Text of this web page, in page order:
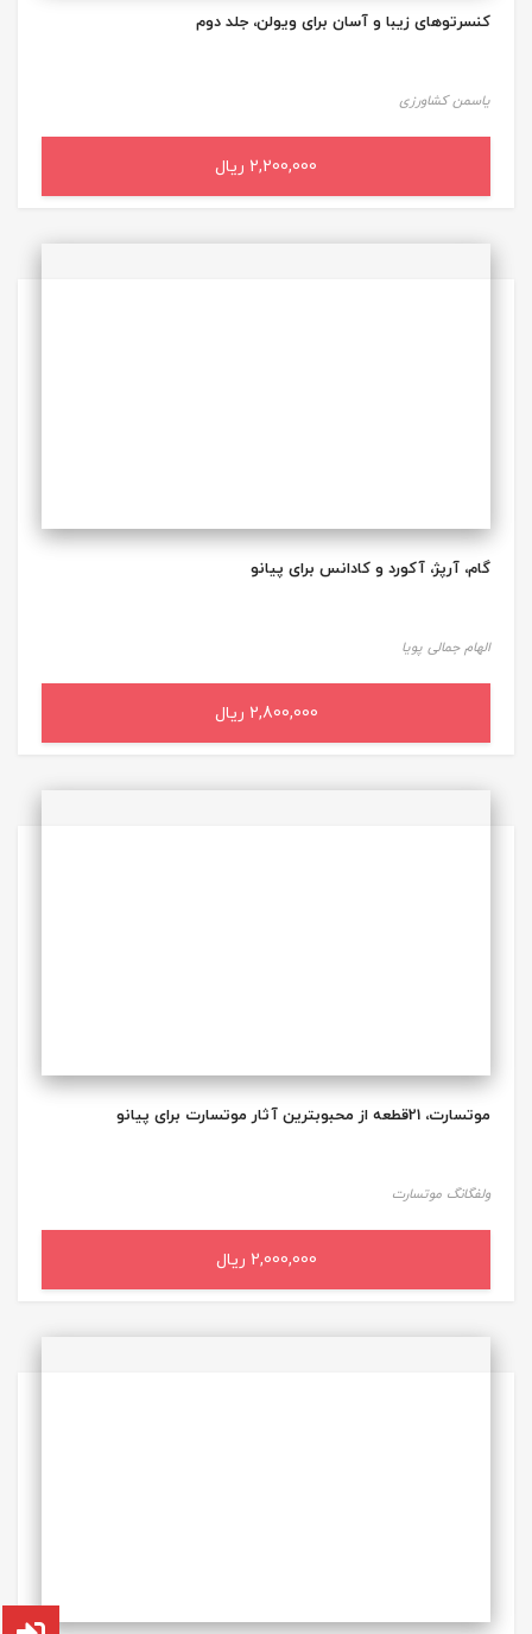
کنسرتوهای زیبا و آسان برای ویولن، جلد دوم
یاسمن کشاورزی
2,200,000 ریال
افزودن به سبد خرید
گام‌، آرپژ، آکورد و کادانس برای پیانو
الهام جمالی پویا
2,800,000 ریال
افزودن به سبد خرید
موتسارت، 21قطعه از محبوبترین آثار موتسارت برای پیانو
ولفگانگ موتسارت
2,000,000 ریال
افزودن به سبد خرید